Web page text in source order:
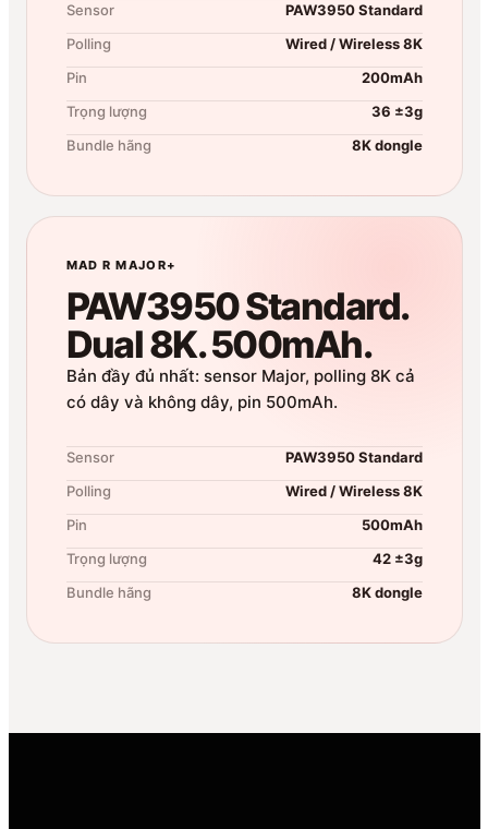
Sensor
PAW3950 Standard
Polling
Wired / Wireless 8K
Pin
200mAh
Trọng lượng
36 ±3g
Bundle hãng
8K dongle
MAD R MAJOR+
PAW3950 Standard.
Dual 8K. 500mAh.
Bản đầy đủ nhất: sensor Major, polling 8K cả
có dây và không dây, pin 500mAh.
Sensor
PAW3950 Standard
Polling
Wired / Wireless 8K
Pin
500mAh
Trọng lượng
42 ±3g
Bundle hãng
8K dongle